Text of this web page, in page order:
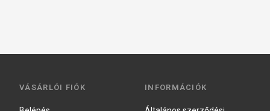
VÁSÁRLÓI FIÓK INFORMÁCIÓK